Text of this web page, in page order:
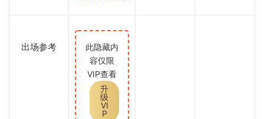
出场参考
此隐藏内
容仅限
VIP查看
升
级
VI
P